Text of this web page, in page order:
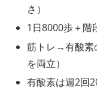
さ）
1日8000歩＋階
筋トレ→有酸素
を両立）
有酸素は週2回